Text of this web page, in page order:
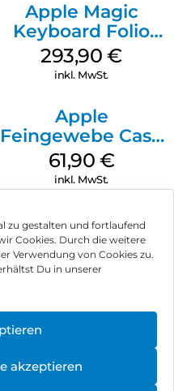
zu gestalten und fortlaufend
Cookies. Durch die weitere
Verwendung von Cookies zu.
Du in unserer
akzeptieren
Apple Magic
Keyboard Folio
iPad 10.9″ (10.Gen.)
Weiß
293,90€
inkl. MwSt.
Apple
Feingewebe Case
iPhone 15 Pro
MagSafe Schwarz
61,90 €
inkl. MwSt.